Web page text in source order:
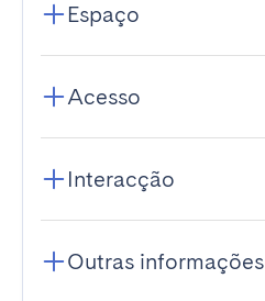
Espaço
Acesso
Interacção
Outras informações